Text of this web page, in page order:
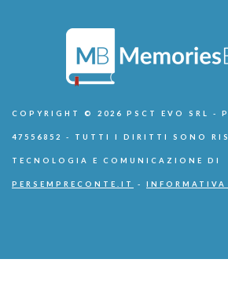
COPYRIGHT © 2026 PSCT EVO SRL -
47556852 - TUTTI I DIRITTI SONO
TECNOLOGIA E COMUNICAZIONE DI
PERSEMPRECONTE.IT - INFORMATIVA